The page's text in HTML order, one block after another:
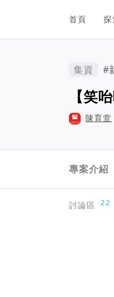
網站主要導
首頁 探
集資 #
【笑
陳育萱
專案介紹
討論區 22